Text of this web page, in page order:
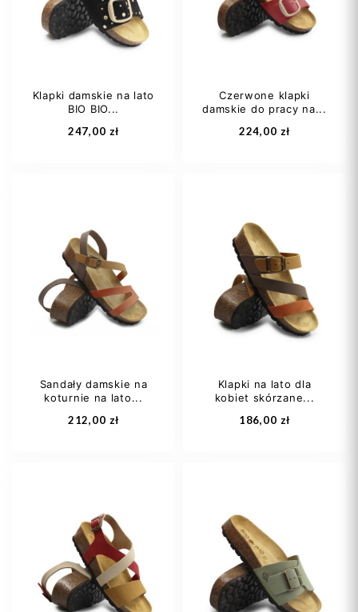
Dodaj do koszyka
40 41 +1
Dodaj do koszyka
Klapki damskie na lato
BIO BIO...
247,00 zł
38
40
41
Dodaj do koszyka
Czerwone klapki
damskie do pracy na...
224,00 zł
37
39
40 +2
Dodaj do koszyka
Sandały damskie na
koturnie na lato...
212,00 zł
38
39
40
Klapki na lato dla
kobiet skórzane...
186,00 zł
38
40